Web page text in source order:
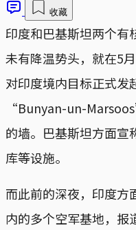
收藏
印度和巴基斯坦两个有
未有降温势头，就在5
对印度境内目标正式发
“Bunyan-un-
的墙。巴基斯坦方面宣
库等设施。
而此前的深夜，印度方
内的多个空军基地，报